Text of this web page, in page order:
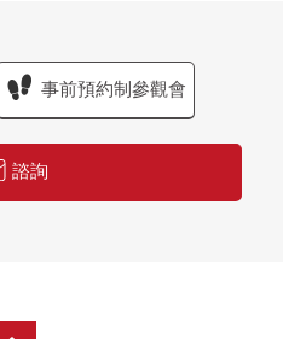
事前預約制參觀會
諮詢